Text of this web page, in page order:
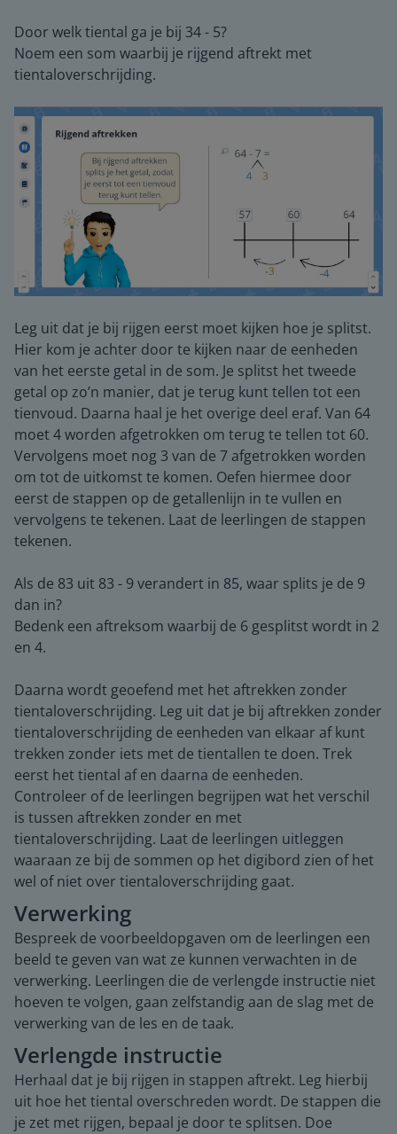
Door welk tiental ga je bij 34 - 5?
Noem een som waarbij je rijgend aftrekt met
tientaloverschrijding.
Leg uit dat je bij rijgen eerst moet kijken hoe je splitst.
Hier kom je achter door te kijken naar de eenheden
van het eerste getal in de som. Je splitst het tweede
getal op zo’n manier, dat je terug kunt tellen tot een
tienvoud. Daarna haal je het overige deel eraf. Van 64
moet 4 worden afgetrokken om terug te tellen tot 60.
Vervolgens moet nog 3 van de 7 afgetrokken worden
om tot de uitkomst te komen. Oefen hiermee door
eerst de stappen op de getallenlijn in te vullen en
vervolgens te tekenen. Laat de leerlingen de stappen
tekenen.
Als de 83 uit 83 - 9 verandert in 85, waar splits je de 9
dan in?
Bedenk een aftreksom waarbij de 6 gesplitst wordt in 2
en 4.
Daarna wordt geoefend met het aftrekken zonder
tientaloverschrijding. Leg uit dat je bij aftrekken zonder
tientaloverschrijding de eenheden van elkaar af kunt
trekken zonder iets met de tientallen te doen. Trek
eerst het tiental af en daarna de eenheden.
Controleer of de leerlingen begrijpen wat het verschil
is tussen aftrekken zonder en met
tientaloverschrijding. Laat de leerlingen uitleggen
waaraan ze bij de sommen op het digibord zien of het
wel of niet over tientaloverschrijding gaat.
Verwerking
Bespreek de voorbeeldopgaven om de leerlingen een
beeld te geven van wat ze kunnen verwachten in de
verwerking. Leerlingen die de verlengde instructie niet
hoeven te volgen, gaan zelfstandig aan de slag met de
verwerking van de les en de taak.
Verlengde instructie
Herhaal dat je bij rijgen in stappen aftrekt. Leg hierbij
uit hoe het tiental overschreden wordt. De stappen die
je zet met rijgen, bepaal je door te splitsen. Doe